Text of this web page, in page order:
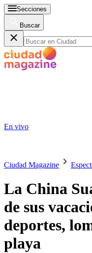
Secciones
Buscar
En vivo
Ciudad Magazine
La China
de sus
deportes,
playa